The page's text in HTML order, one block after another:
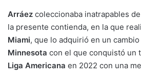
Arráez coleccionaba inatrapables
la presente contienda, en la que
Miami, que lo adquirió en un cambio
Minnesota con el que conquistó un
Liga Americana en 2022 con una